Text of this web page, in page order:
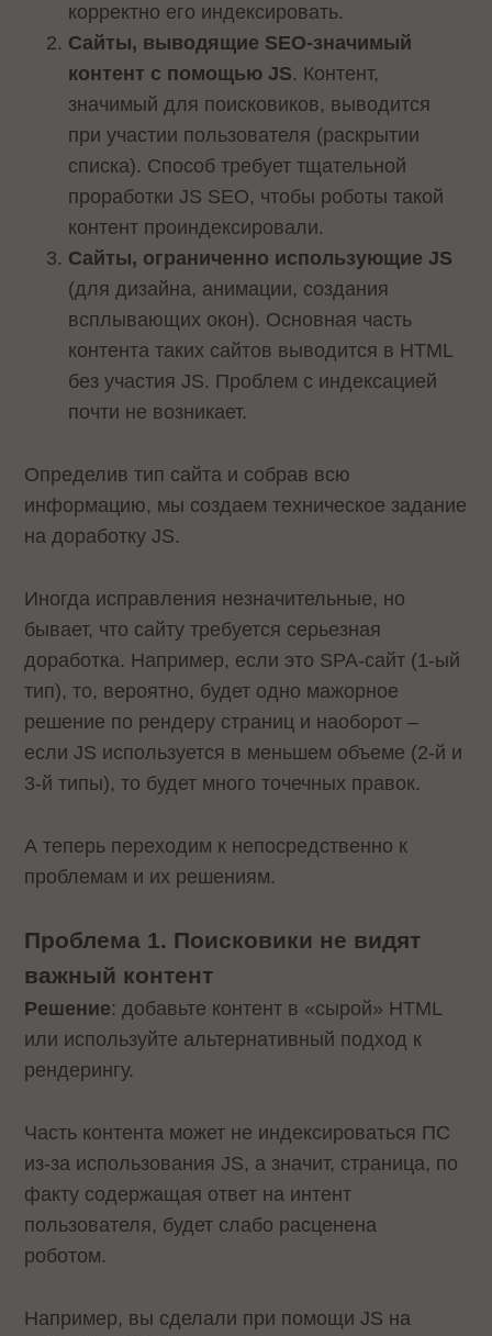
корректно его индексировать.
Сайты, выводящие SEO-значимый
контент с помощью JS. Контент,
значимый для поисковиков, выводится
при участии пользователя (раскрытии
списка). Способ требует тщательной
проработки JS SEO, чтобы роботы такой
контент проиндексировали.
Сайты, ограниченно использующие JS
(для дизайна, анимации, создания
всплывающих окон). Основная часть
контента таких сайтов выводится в HTML
без участия JS. Проблем с индексацией
почти не возникает.
Определив тип сайта и собрав всю
информацию, мы создаем техническое задание
на доработку JS.
Иногда исправления незначительные, но
бывает, что сайту требуется серьезная
доработка. Например, если это SPA-сайт (1-ый
тип), то, вероятно, будет одно мажорное
решение по рендеру страниц и наоборот –
если JS используется в меньшем объеме (2-й и
3-й типы), то будет много точечных правок.
А теперь переходим к непосредственно к
проблемам и их решениям.
Проблема 1. Поисковики не видят
важный контент
Решение: добавьте контент в «сырой» HTML
или используйте альтернативный подход к
рендерингу.
Часть контента может не индексироваться ПС
из-за использования JS, а значит, страница, по
факту содержащая ответ на интент
пользователя, будет слабо расценена
роботом.
Например, вы сделали при помощи JS на